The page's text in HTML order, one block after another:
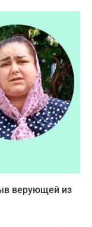
верующей из